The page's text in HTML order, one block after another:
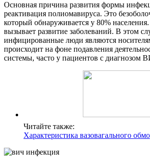
Основная причина развития формы
реактивация полиомавируса. Это
который обнаруживается у 80%
вызывает развитие заболеваний. В этом
инфицированные люди являются
происходит на фоне подавления
системы, часто у пациентов с диагнозом
Читайте также:
Характеристика вазовагального